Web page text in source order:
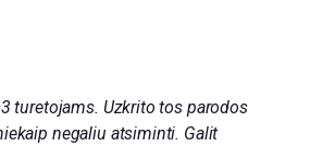
turetojams. Uzkrito tos parodos
negaliu atsiminti. Galit